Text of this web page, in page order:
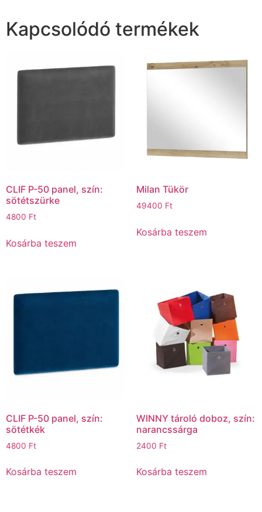
Kapcsolódó termékek
CLIF P-50 panel, szín:
sötétszürke
4800 Ft
Kosárba teszem
Milan Tükör
49400 Ft
Kosárba teszem
CLIF P-50 panel, szín:
sötétkék
4800 Ft
Kosárba teszem
WINNY tároló doboz, szín:
narancssárga
2400 Ft
Kosárba teszem